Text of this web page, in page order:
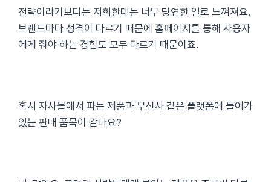
전략이라기보다는 저희한테는 너무 당연한 일로 느껴져요.
브랜드마다 성격이 다르기 때문에 홈페이지를 통해 사용자
에게 줘야 하는 경험도 모두 다르기 때문이죠.
혹시 자사몰에서 파는 제품과 무신사 같은 플랫폼에 들어가
있는 판매 품목이 같나요?